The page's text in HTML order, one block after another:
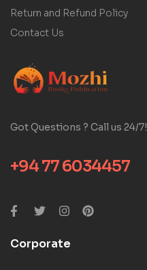
Return and Refund Policy
Contact Us
Got Questions ? Call us 24/7!
+94 77 6034457
Corporate